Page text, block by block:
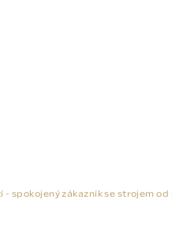
- spokojený zákazník se strojem od